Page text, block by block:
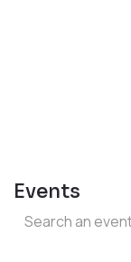
Events